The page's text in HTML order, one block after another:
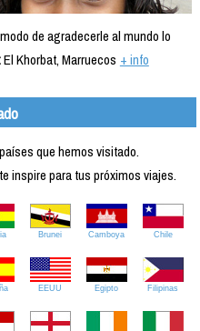
de agradecerle al mundo lo
El Khorbat, Marruecos + info
que hemos visitado.
inspire para tus próximos viajes.
Brunei Camboya Chile
EEUU Egipto Filipinas